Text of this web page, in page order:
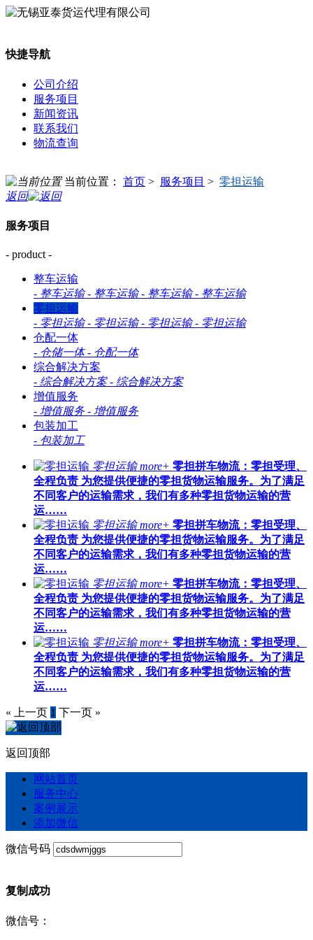
快捷导航
公司介绍
服务项目
新闻资讯
联系我们
物流查询
当前位置： 首页 > 服务项目 > 零担运输
返回
服务项目
- product -
整车运输
- 整车运输 - 整车运输 - 整车运输 - 整车运输
零担运输
- 零担运输 - 零担运输 - 零担运输 - 零担运输
仓配一体
- 仓储一体 - 仓配一体
综合解决方案
- 综合解决方案 - 综合解决方案
增值服务
- 增值服务 - 增值服务
包装加工
- 包装加工
零担运输more+ 零担拼车物流：零担受理、
全程负责 为您提供便捷的零担货物运输服务。为了满足
不同客户的运输需求，我们有多种零担货物运输的营
运……
零担运输more+ 零担拼车物流：零担受理、
全程负责 为您提供便捷的零担货物运输服务。为了满足
不同客户的运输需求，我们有多种零担货物运输的营
运……
零担运输more+ 零担拼车物流：零担受理、
全程负责 为您提供便捷的零担货物运输服务。为了满足
不同客户的运输需求，我们有多种零担货物运输的营
运……
零担运输more+ 零担拼车物流：零担受理、
全程负责 为您提供便捷的零担货物运输服务。为了满足
不同客户的运输需求，我们有多种零担货物运输的营
运……
« 上一页 1 下一页 »
返回顶部
网站首页
服务中心
案例展示
添加微信
微信号码
复制成功
微信号：